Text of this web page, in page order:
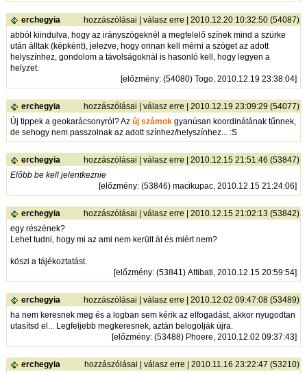
erchegyia hozzászólásai |válasz erre | 2010.12.20 10:32:50 (54087)
abból kiindulva, hogy az irányszögeknél a megfelelő színek mind a szürke
után álltak (képként), jelezve, hogy onnan kell mérni a szöget az adott
helyszínhez, gondolom a távolságoknál is hasonló kell, hogy legyen a
helyzet.
[előzmény: (54080) Togo, 2010.12.19 23:38:04]
erchegyia hozzászólásai |válasz erre | 2010.12.19 23:09:29 (54077)
Új tippek a geokarácsonyról? Azúj számok gyanúsan koordinátának tűnnek,
de sehogy nem passzolnak az adott színhez/helyszínhez... :S
erchegyia hozzászólásai |válasz erre | 2010.12.15 21:51:46 (53847)
Előbb be kell jelentkeznie
[előzmény: (53846) macikupac, 2010.12.15 21:24:06]
erchegyia hozzászólásai |válasz erre | 2010.12.15 21:02:13 (53842)
egy részének?
Lehet tudni, hogy mi az ami nem került át és miért nem?
köszi a tájékoztatást.
[előzmény: (53841) Attibati, 2010.12.15 20:59:54]
erchegyia hozzászólásai |válasz erre | 2010.12.02 09:47:08 (53489)
ha nem keresnek meg és a logban sem kérik az elfogadást, akkor nyugodtan
utasítsd el... Legfeljebb megkeresnek, aztán belogolják újra.
[előzmény: (53488) Phoere, 2010.12.02 09:37:43]
erchegyia hozzászólásai |válasz erre | 2010.11.16 23:22:47 (53210)